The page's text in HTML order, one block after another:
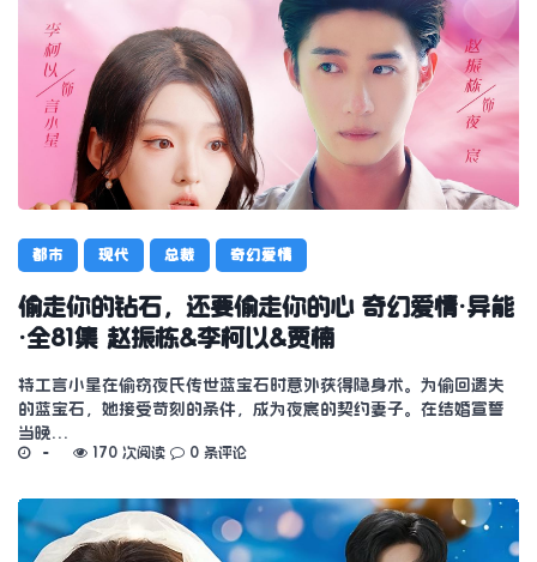
都市 现代 总裁 奇幻爱情
偷走你的钻石，还要偷走你的心 奇幻爱情·异能
·全81集 赵振栋&李柯以&贾楠
特工言小星在偷窃夜氏传世蓝宝石时意外获得隐身术。为偷回遗失
的蓝宝石，她接受苛刻的条件，成为夜宸的契约妻子。在结婚宣誓
当晚…
170 次阅读 0 条评论